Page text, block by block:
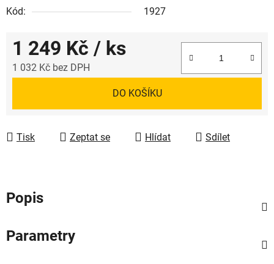
Kód:
1927
1 249 Kč / ks
1 032 Kč bez DPH
DO KOŠÍKU
Tisk Zeptat se Hlídat Sdílet
Popis
Parametry